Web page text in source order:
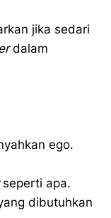
jika sedari
dalam
ego.
seperti apa.
dibutuhkan